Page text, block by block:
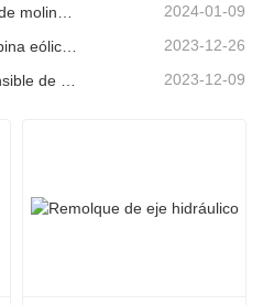
2024-01-09
2023-12-26
Remolque telescópico extensible de palas de turbina de molino de viento 2023-12-09